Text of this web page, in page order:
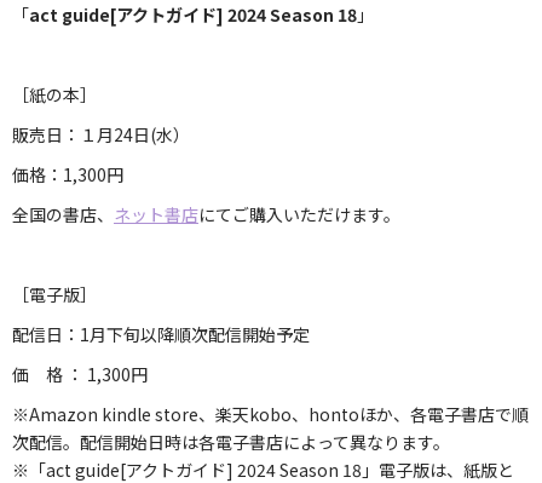
「act guide[アクトガイド] 2024 Season 18 」
［紙の本］
販売日：１月24日(水）
価格：1,300円
全国の書店、 ネット書店にてご購入いただけます。
［電子版］
配信日：1月下旬以降順次配信開始予定
価 格 ： 1,300円
※Amazon kindle store、楽天kobo、hontoほか、各電子書店で順
次配信。配信開始日時は各電子書店によって異なります。
※「act guide[アクトガイド] 2024 Season 18」電子版は、紙版と